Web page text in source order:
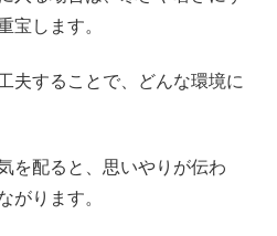
宝します。
夫することで、どんな環境に
を配ると、思いやりが伝わ
がります。